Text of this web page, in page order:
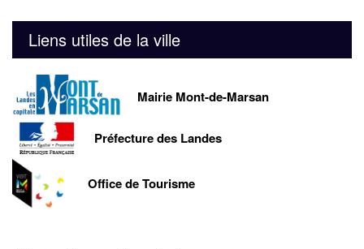
Liens utiles de la ville
Mairie Mont-de-Marsan
Préfecture des Landes
Office de Tourisme